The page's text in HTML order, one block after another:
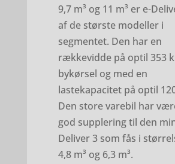
9,7 m³ og 11 m³ er e-
af de største modeller i
segmentet. Den har en
rækkevidde på optil 353
bykørsel og med en
lastekapacitet på optil
Den store varebil har
god supplering til den
Deliver 3 som fås i
4,8 m³ og 6,3 m³.